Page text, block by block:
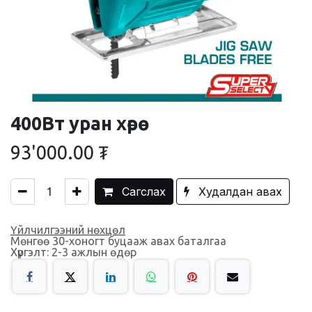
400Вт уран хөрөө
93'000.00 ₮
Сагслах Худалдан авах
Үйлчилгээний нөхцөл
Мөнгөө 30-хоногт буцааж авах баталгаа
Хүргэлт: 2-3 ажлын өдөр